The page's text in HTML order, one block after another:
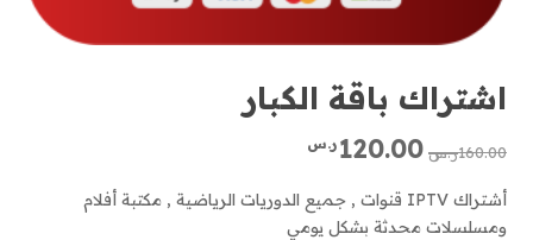
اشتراك باقة الكبار
160.00ر.س السعر
هو:
160.00ر.س.
120.00 ر.س
هو:
120.00ر.س.
أشتراك IPTV قنوات , جميع الدوريات الرياضية , مكتبة أفلام
ومسلسلات محدثة بشكل يومي